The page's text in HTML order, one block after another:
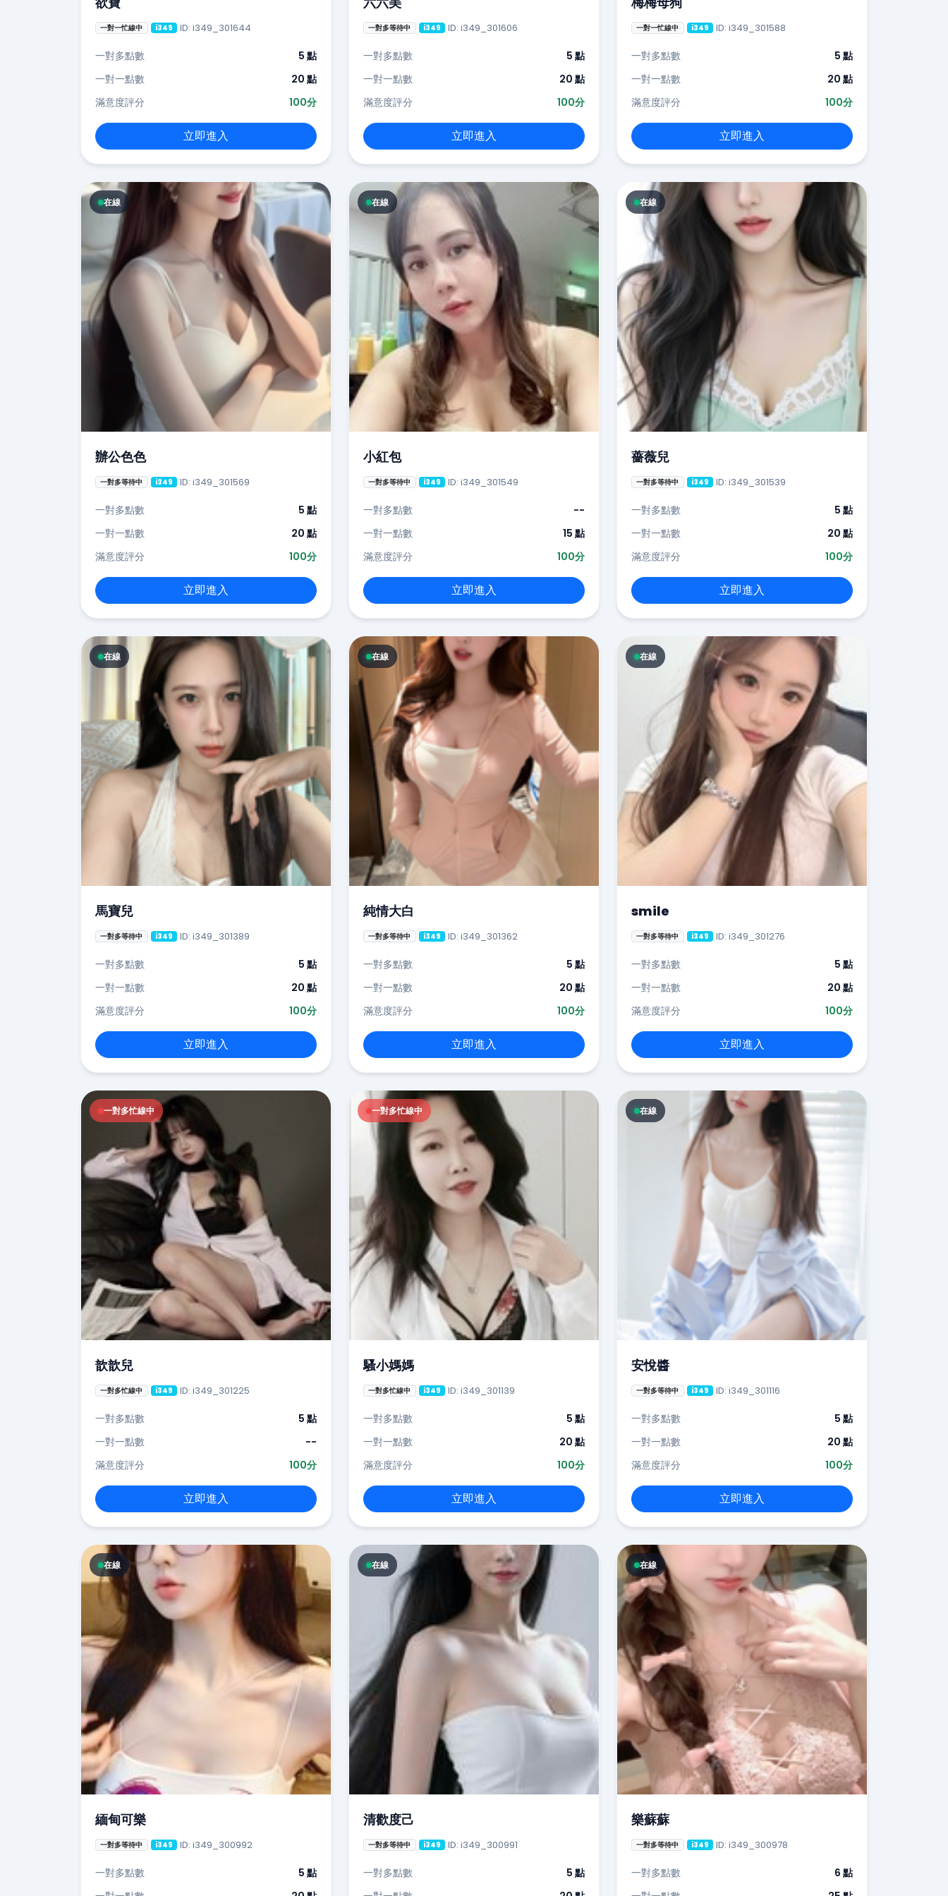
一對一忙線中 i349 ID: i349_301644
一對多點數
5 點
一對一點數
20 點
滿意度評分
100分
立即進入
一對多等待中 i349 ID: i349_301606
一對多點數
5 點
一對一點數
20 點
滿意度評分
100分
立即進入
一對一忙線中 i349 ID: i349_301588
一對多點數
5 點
一對一點數
20 點
滿意度評分
100分
立即進入
在線
辦公色色
一對多等待中 i349 ID: i349_301569
一對多點數
5 點
一對一點數
20 點
滿意度評分
100分
立即進入
在線
小紅包
一對多等待中 i349 ID: i349_301549
一對多點數
--
一對一點數
15 點
滿意度評分
100分
立即進入
在線
薔薇兒
一對多等待中 i349 ID: i349_301539
一對多點數
5 點
一對一點數
20 點
滿意度評分
100分
立即進入
在線
馬寶兒
一對多等待中 i349 ID: i349_301389
一對多點數
5 點
一對一點數
20 點
滿意度評分
100分
立即進入
在線
純情大白
一對多等待中 i349 ID: i349_301362
一對多點數
5 點
一對一點數
20 點
滿意度評分
100分
立即進入
在線
smile
一對多等待中 i349 ID: i349_301276
一對多點數
5 點
一對一點數
20 點
滿意度評分
100分
立即進入
一對多忙線中
歆歆兒
一對多忙線中 i349 ID: i349_301225
一對多點數
5 點
一對一點數
--
滿意度評分
100分
立即進入
一對多忙線中
騷小媽媽
一對多忙線中 i349 ID: i349_301139
一對多點數
5 點
一對一點數
20 點
滿意度評分
100分
立即進入
在線
安悅醬
一對多等待中 i349 ID: i349_301116
一對多點數
5 點
一對一點數
20 點
滿意度評分
100分
立即進入
在線
緬甸可樂
一對多等待中 i349 ID: i349_300992
一對多點數
5 點
在線
清歡度己
一對多等待中 i349 ID: i349_300991
一對多點數
5 點
在線
樂蘇蘇
一對多等待中 i349 ID: i349_300978
一對多點數
6 點